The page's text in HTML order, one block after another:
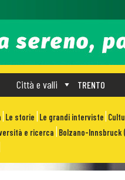
TRENTO
Città e valli
Le storie Le grandi interviste
e ricerca Bolzano-Innsbruck